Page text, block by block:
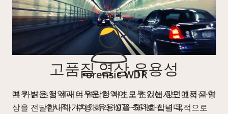
고품질 영상 유용성
본 가변 초점 센서는 열악한 저조도 조건에서도 고품질 영
상을 전달합니다. 수평 화각 107°~56°로 식별 목적으로
Forensic WDR
매우 밝은 영역과 어두운 영역이 모두 있는 장면에서 과학
수사적 가치와 유용성을 최대화합니다.